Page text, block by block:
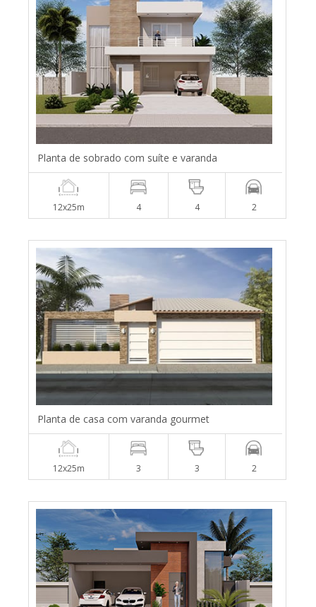
Planta de sobrado com suíte e varanda
12x25m 4 4 2
Planta de casa com varanda gourmet
12x25m 3 3 2